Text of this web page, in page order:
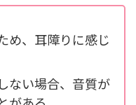
め、耳障りに感じ
ない場合、音質が